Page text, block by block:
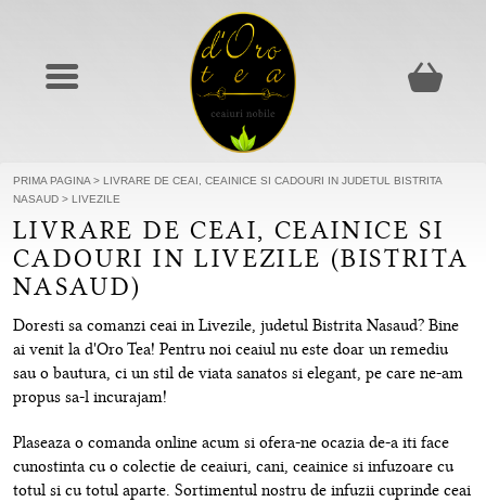
PRIMA PAGINA > LIVRARE DE CEAI, CEAINICE SI CADOURI IN JUDETUL BISTRITA
NASAUD > LIVEZILE
LIVRARE DE CEAI, CEAINICE SI
CADOURI IN LIVEZILE (BISTRITA
NASAUD)
Doresti sa comanzi ceai in Livezile, judetul Bistrita Nasaud? Bine
ai venit la d'Oro Tea! Pentru noi ceaiul nu este doar un remediu
sau o bautura, ci un stil de viata sanatos si elegant, pe care ne-am
propus sa-l incurajam!
Plaseaza o comanda online acum si ofera-ne ocazia de-a iti face
cunostinta cu o colectie de ceaiuri, cani, ceainice si infuzoare cu
totul si cu totul aparte. Sortimentul nostru de infuzii cuprinde ceai